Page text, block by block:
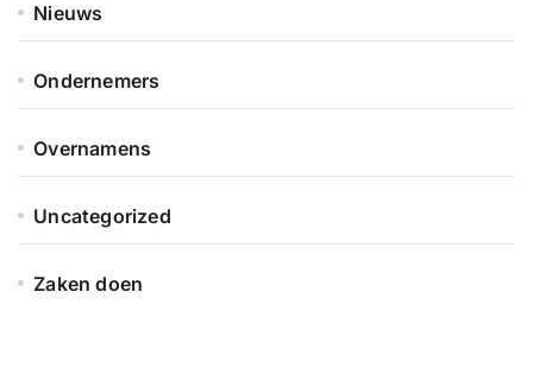
Nieuws
Ondernemers
Overnamens
Uncategorized
Zaken doen